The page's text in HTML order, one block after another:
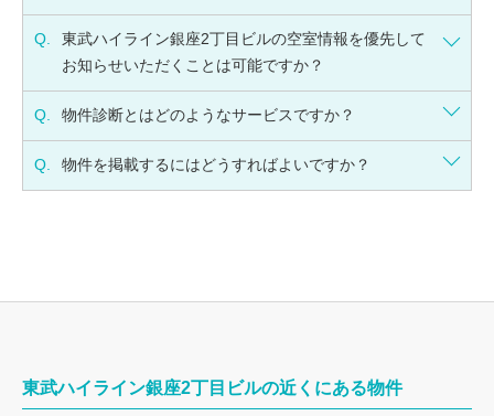
Q.
東武ハイライン銀座2丁目ビルの空室情報を優先して
お知らせいただくことは可能ですか？
Q. 物件診断とはどのようなサービスですか？
Q. 物件を掲載するにはどうすればよいですか？
東武ハイライン銀座2丁目ビルの近くにある物件